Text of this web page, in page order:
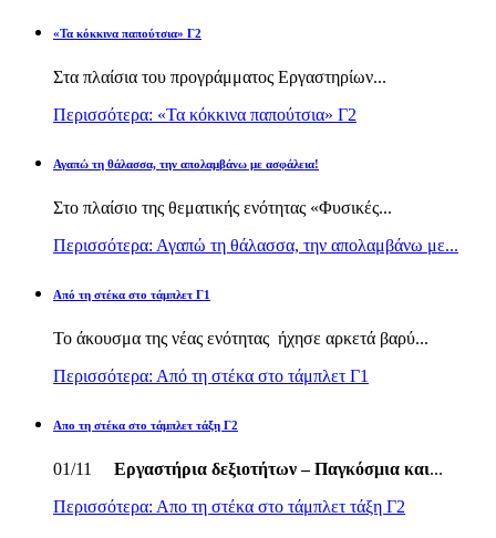
«Τα κόκκινα παπούτσια» Γ2
Στα πλαίσια του προγράμματος Εργαστηρίων...
Περισσότερα: «Τα κόκκινα παπούτσια» Γ2
Αγαπώ τη θάλασσα, την απολαμβάνω με ασφάλεια!
Στο πλαίσιο της θεματικής ενότητας «Φυσικές...
Περισσότερα: Αγαπώ τη θάλασσα, την απολαμβάνω με...
Από τη στέκα στο τάμπλετ Γ1
Το άκουσμα της νέας ενότητας ήχησε αρκετά βαρύ...
Περισσότερα: Από τη στέκα στο τάμπλετ Γ1
Απο τη στέκα στο τάμπλετ τάξη Γ2
01/11 Εργαστήρια δεξιοτήτων – Παγκόσμια και...
Περισσότερα: Απο τη στέκα στο τάμπλετ τάξη Γ2